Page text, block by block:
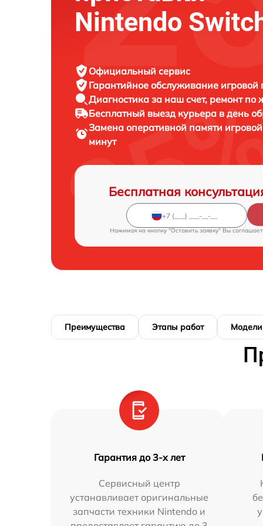
Nintendo
Официальный сервис
Гарантийное обслуживание игровой
Диагностика за наш счет, ремонт по
Бесплатный выезд курьера в день
Замена оперативной памяти
минут
Бесплатная
Нажимая на кнопку "Оставить заявку" Вы
Преимущества Этапы работ Модели
Гарантия до 3-х лет
Сервисный центр
устанавливает оригинальные
запчасти техники Nintendo и